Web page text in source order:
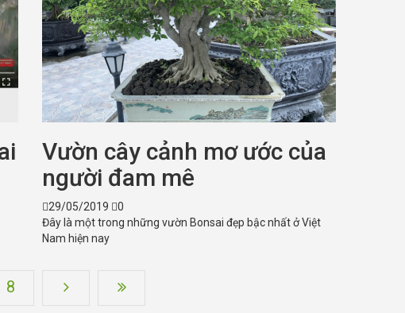
Vườn cây cảnh mơ ước của
người đam mê
29/05/2019
0
Đây là một trong những vườn Bonsai đẹp bậc nhất ở Việt
Nam hiện nay
8